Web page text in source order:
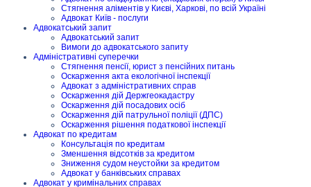
Стягнення аліментів у Києві, Харкові, по всій Україні
Адвокат Київ - послуги
Адвокатський запит
Адвокатський запит
Вимоги до адвокатського запиту
Адміністративні суперечки
Стягнення пенсії, юрист з пенсійних питань
Оскарження акта екологічної інспекції
Адвокат з адміністративних справ
Оскарження дій Держгеокадастру
Оскарження дій посадових осіб
Оскарження дій патрульної поліції (ДПС)
Оскарження рішення податкової інспекції
Адвокат по кредитам
Консультація по кредитам
Зменшення відсотків за кредитом
Зниження судом неустойки за кредитом
Адвокат у банківських справах
Адвокат у кримінальних справах